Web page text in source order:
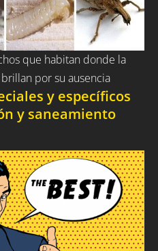
que habitan donde la
por su ausencia
y específicos
y saneamiento